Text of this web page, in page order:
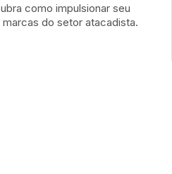
como impulsionar seu
do setor atacadista.